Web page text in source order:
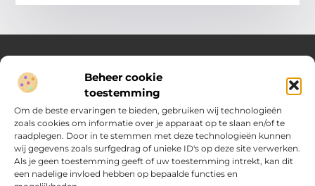
Beheer cookie
toestemming
Om de beste ervaringen te bieden, gebruiken wij technologieën
zoals cookies om informatie over je apparaat op te slaan en/of te
raadplegen. Door in te stemmen met deze technologieën kunnen
wij gegevens zoals surfgedrag of unieke ID's op deze site verwerken.
Als je geen toestemming geeft of uw toestemming intrekt, kan dit
een nadelige invloed hebben op bepaalde functies en
Over Compleet Zakelijk
Praktische inzichten voor slimme beslissingen
Laat je inspireren door diverse artikelen vol toepasbare tips,
heldere inzichten en frisse perspectieven. Alles wat je nodig
hebt om met vertrouwen en overzicht keuzes te maken in het
dagelijks leven en werk.